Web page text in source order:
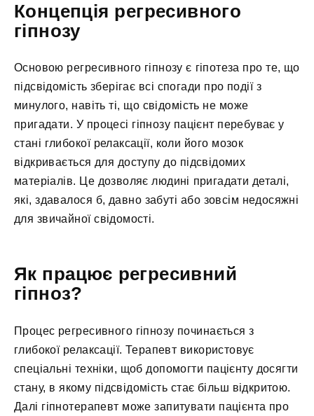
Концепція регресивного
гіпнозу
Основою регресивного гіпнозу є гіпотеза про те, що
підсвідомість зберігає всі спогади про події з
минулого, навіть ті, що свідомість не може
пригадати. У процесі гіпнозу пацієнт перебуває у
стані глибокої релаксації, коли його мозок
відкривається для доступу до підсвідомих
матеріалів. Це дозволяє людині пригадати деталі,
які, здавалося б, давно забуті або зовсім недосяжні
для звичайної свідомості.
Як працює регресивний
гіпноз?
Процес регресивного гіпнозу починається з
глибокої релаксації. Терапевт використовує
спеціальні техніки, щоб допомогти пацієнту досягти
стану, в якому підсвідомість стає більш відкритою.
Далі гіпнотерапевт може запитувати пацієнта про